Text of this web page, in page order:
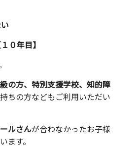
０年目】
の方、特別支援学校、知的障
ちの方などもご利用いただい
ルさんが合わなかったお子様
ます。